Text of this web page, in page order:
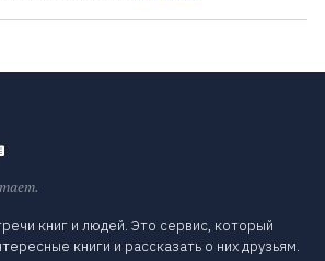
книг и людей. Это сервис, который
книги и рассказать о них друзьям.